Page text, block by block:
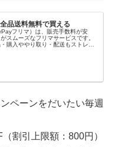
品送料無料で買える
フリマ）は、販売手数料が安
スムーズなフリマサービスです。
購入ややり取り・配送もストレス
ペーンをだいたい毎週
割引上限額：800円）